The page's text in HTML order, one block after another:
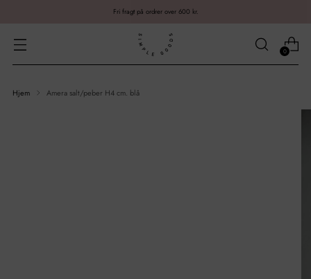
Fri fragt på ordrer over 600 kr.
0
Hjem Amera salt/peber H4 cm. blå